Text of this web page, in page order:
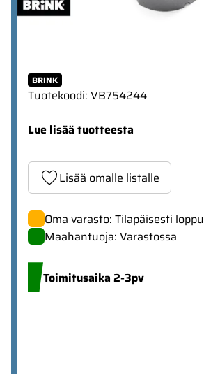
BRINK
Tuotekoodi: VB754244
Lue lisää tuotteesta
Lisää omalle listalle
Oma varasto: Tilapäisesti loppu
Maahantuoja: Varastossa
Toimitusaika 2-3pv